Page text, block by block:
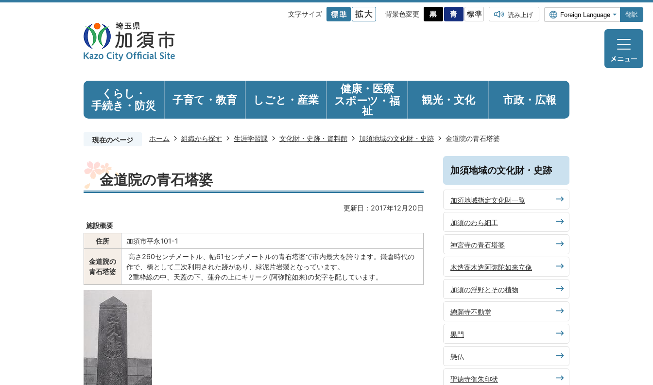
文字サイズ 背景色変更 読み上げ 翻訳
くらし・
手続き ・防災 子育て・教育 しごと・産業
健康・医療
スポーツ・福
祉
観光・ 文化 市政・広報
現在のページ ホーム 組織から探す 生涯学習課 文化財・史跡・資料館 加須地域の文化財・史跡 金道院の青石塔婆
金道院の青石塔婆
更新日：2017年12月20日
施設概要
住所
加須市平永101-1
金道院の
青石塔婆
高さ260センチメートル、幅61センチメートルの青石塔婆で市内最大を誇ります。鎌倉時代の
作で、橋として二次利用された跡があり、緑泥片岩製となっています。
2重枠線の中、天蓋の下、蓮弁の上にキリーク(阿弥陀如来)の梵字を配しています。
加須地域の文化財・史跡
加須地域指定文化財一覧
加須のわら細工
神宮寺の青石塔婆
木造寄木造阿弥陀如来立像
加須の浮野とその植物
總願寺不動堂
黒門
懸仏
聖徳寺御朱印状